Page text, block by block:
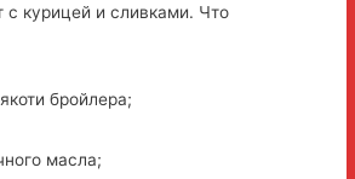
с курицей и сливками. Что
бройлера;
масла;